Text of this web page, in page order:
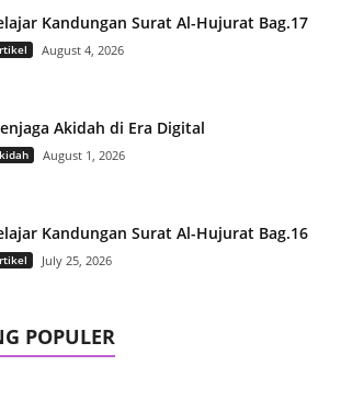
Kandungan Surat Al-Hujurat Bag.17
August 4, 2026
Akidah di Era Digital
August 1, 2026
Kandungan Surat Al-Hujurat Bag.16
July 25, 2026
POPULER